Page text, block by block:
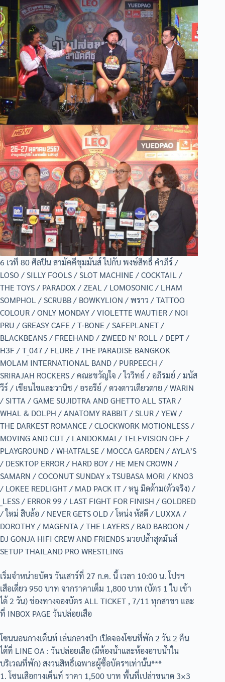
6 เวที 80 ศิลปิน สามัคคีชุมมันส์ ไปกับ พงษ์สิทธิ์ คำภีร์ /
LOSO / SILLY FOOLS / SLOT MACHINE / COCKTAIL /
THE TOYS / PARADOX / ZEAL / LOMOSONIC / LHAM
SOMPHOL / SCRUBB / BOWKYLION / พราว / TATTOO
COLOUR / ONLY MONDAY / VIOLETTE WAUTIER / NOI
PRU / GREASY CAFE / T-BONE / SAFEPLANET /
BLACKBEANS / FREEHAND / ZWEED N’ ROLL / DEPT /
H3F / T_047 / FLURE / THE PARADISE BANGKOK
MOLAM INTERNATIONAL BAND / PURPEECH /
SRIRAJAH ROCKERS / คณะขวัญใจ / ไววิทย์ / อภิรมย์ / มนัส
วีร์ / เขียนไขและวานิช / อรอรีย์ / ดวงดาวเดียวดาย / WARIN
/ SITTA / GAME SUJIDTRA AND GHETTO ALL STAR /
WHAL & DOLPH / ANATOMY RABBIT / SLUR / YEW /
THE DARKEST ROMANCE / CLOCKWORK MOTIONLESS /
MOVING AND CUT / LANDOKMAI / TELEVISION OFF /
PLAYGROUND / WHATFALSE / MOCCA GARDEN / AYLA’S
/ DESKTOP ERROR / HARD BOY / HE MEN CROWN /
SAMARN / COCONUT SUNDAY x TSUBASA MORI / KNO3
/ LOKEE REDLIGHT / MAD PACK IT / หนู มิดด้าม(ตัวจริง) /
_LESS / ERROR 99 / LAST FIGHT FOR FINISH / GOLDRED
/ ใหม่ สิบล้อ / NEVER GETS OLD / โหน่ง หัสดี / LUXXA /
DOROTHY / MAGENTA / THE LAYERS / BAD BABOON /
DJ GONJA HIFI CREW AND FRIENDS มวยปล้ำสุดมันส์
SETUP THAILAND PRO WRESTLING
เริ่มจำหน่ายบัตร วันเสาร์ที่ 27 ก.ค. นี้ เวลา 10:00 น. โปรฯ
เสือเดี่ยว 950 บาท จากราคาเต็ม 1,800 บาท (บัตร 1 ใบ เข้า
ได้ 2 วัน) ช่องทางจองบัตร ALL TICKET , 7/11 ทุกสาขา และ
ที่ INBOX PAGE วันปล่อยเสือ
โซนนอนกางเต็นท์ เล่นกลางป่า เปิดจองโซนที่พัก 2 วัน 2 คืน
ได้ที่ LINE OA : วันปล่อยเสือ (มีห้องน้ำและห้องอาบน้ำใน
บริเวณที่พัก) สงวนสิทธิ์เฉพาะผู้ซื้อบัตรฯเท่านั้น***
1. โซนเสือกางเต็นท์ ราคา 1,500 บาท พื้นที่เปล่าขนาด 3×3